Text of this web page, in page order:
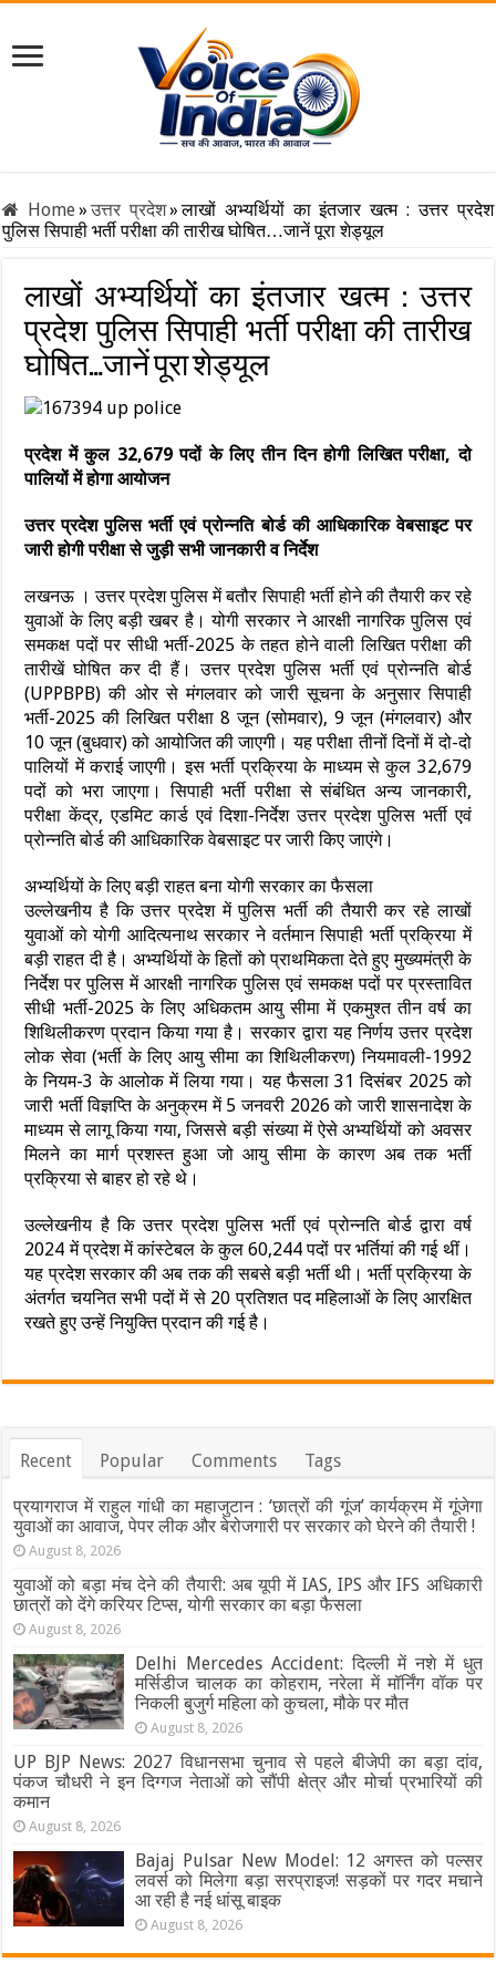
Home» उत्तर प्रदेश» लाखों अभ्यर्थियों का इंतजार खत्म : उत्तर प्रदेश
पुलिस सिपाही भर्ती परीक्षा की तारीख घोषित…जानें पूरा शेड्यूल
लाखों अभ्यर्थियों का इंतजार खत्म : उत्तर
प्रदेश पुलिस सिपाही भर्ती परीक्षा की तारीख
घोषित…जानें पूरा शेड्यूल
प्रदेश में कुल 32,679 पदों के लिए तीन दिन होगी लिखित परीक्षा, दो
पालियों में होगा आयोजन
उत्तर प्रदेश पुलिस भर्ती एवं प्रोन्नति बोर्ड की आधिकारिक वेबसाइट पर
जारी होगी परीक्षा से जुड़ी सभी जानकारी व निर्देश
लखनऊ । उत्तर प्रदेश पुलिस में बतौर सिपाही भर्ती होने की तैयारी कर रहे
युवाओं के लिए बड़ी खबर है। योगी सरकार ने आरक्षी नागरिक पुलिस एवं
समकक्ष पदों पर सीधी भर्ती-2025 के तहत होने वाली लिखित परीक्षा की
तारीखें घोषित कर दी हैं। उत्तर प्रदेश पुलिस भर्ती एवं प्रोन्नति बोर्ड
(UPPBPB) की ओर से मंगलवार को जारी सूचना के अनुसार सिपाही
भर्ती-2025 की लिखित परीक्षा 8 जून (सोमवार), 9 जून (मंगलवार) और
10 जून (बुधवार) को आयोजित की जाएगी। यह परीक्षा तीनों दिनों में दो-दो
पालियों में कराई जाएगी। इस भर्ती प्रक्रिया के माध्यम से कुल 32,679
पदों को भरा जाएगा। सिपाही भर्ती परीक्षा से संबंधित अन्य जानकारी,
परीक्षा केंद्र, एडमिट कार्ड एवं दिशा-निर्देश उत्तर प्रदेश पुलिस भर्ती एवं
प्रोन्नति बोर्ड की आधिकारिक वेबसाइट पर जारी किए जाएंगे।
अभ्यर्थियों के लिए बड़ी राहत बना योगी सरकार का फैसला
उल्लेखनीय है कि उत्तर प्रदेश में पुलिस भर्ती की तैयारी कर रहे लाखों
युवाओं को योगी आदित्यनाथ सरकार ने वर्तमान सिपाही भर्ती प्रक्रिया में
बड़ी राहत दी है। अभ्यर्थियों के हितों को प्राथमिकता देते हुए मुख्यमंत्री के
निर्देश पर पुलिस में आरक्षी नागरिक पुलिस एवं समकक्ष पदों पर प्रस्तावित
सीधी भर्ती-2025 के लिए अधिकतम आयु सीमा में एकमुश्त तीन वर्ष का
शिथिलीकरण प्रदान किया गया है। सरकार द्वारा यह निर्णय उत्तर प्रदेश
लोक सेवा (भर्ती के लिए आयु सीमा का शिथिलीकरण) नियमावली-1992
के नियम-3 के आलोक में लिया गया। यह फैसला 31 दिसंबर 2025 को
जारी भर्ती विज्ञप्ति के अनुक्रम में 5 जनवरी 2026 को जारी शासनादेश के
माध्यम से लागू किया गया, जिससे बड़ी संख्या में ऐसे अभ्यर्थियों को अवसर
मिलने का मार्ग प्रशस्त हुआ जो आयु सीमा के कारण अब तक भर्ती
प्रक्रिया से बाहर हो रहे थे।
उल्लेखनीय है कि उत्तर प्रदेश पुलिस भर्ती एवं प्रोन्नति बोर्ड द्वारा वर्ष
2024 में प्रदेश में कांस्टेबल के कुल 60,244 पदों पर भर्तियां की गई थीं।
यह प्रदेश सरकार की अब तक की सबसे बड़ी भर्ती थी। भर्ती प्रक्रिया के
अंतर्गत चयनित सभी पदों में से 20 प्रतिशत पद महिलाओं के लिए आरक्षित
रखते हुए उन्हें नियुक्ति प्रदान की गई है।
Recent Popular Comments Tags
प्रयागराज में राहुल गांधी का महाजुटान : ‘छात्रों की गूंज’ कार्यक्रम में गूंजेगा
युवाओं का आवाज, पेपर लीक और बेरोजगारी पर सरकार को घेरने की तैयारी !
August 8, 2026
युवाओं को बड़ा मंच देने की तैयारी: अब यूपी में IAS, IPS और IFS अधिकारी
छात्रों को देंगे करियर टिप्स, योगी सरकार का बड़ा फैसला
August 8, 2026
Delhi Mercedes Accident: दिल्ली में नशे में धुत
मर्सिडीज चालक का कोहराम, नरेला में मॉर्निंग वॉक पर
निकली बुजुर्ग महिला को कुचला, मौके पर मौत
August 8, 2026
UP BJP News: 2027 विधानसभा चुनाव से पहले बीजेपी का बड़ा दांव,
पंकज चौधरी ने इन दिग्गज नेताओं को सौंपी क्षेत्र और मोर्चा प्रभारियों की
कमान
August 8, 2026
Bajaj Pulsar New Model: 12 अगस्त को पल्सर
लवर्स को मिलेगा बड़ा सरप्राइज! सड़कों पर गदर मचाने
आ रही है नई धांसू बाइक
August 8, 2026